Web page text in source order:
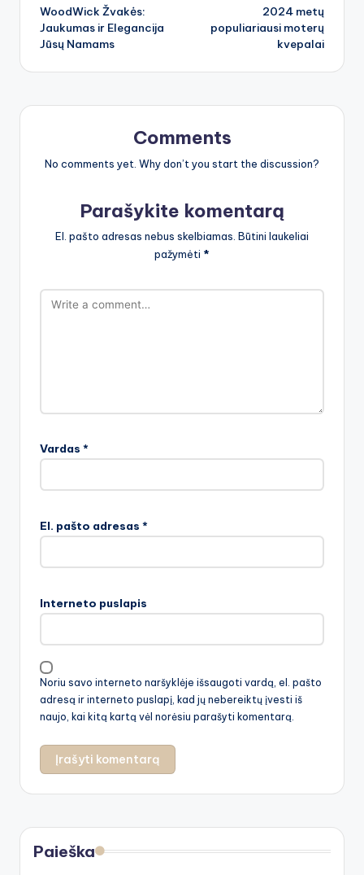
navigation
WoodWick Žvakės:
Jaukumas ir Elegancija
Jūsų Namams
2024 metų
populiariausi moterų
kvepalai
Comments
No comments yet. Why don’t you start the discussion?
Parašykite komentarą
El. pašto adresas nebus skelbiamas. Būtini laukeliai
pažymėti *
Vardas *
El. pašto adresas *
Interneto puslapis
Noriu savo interneto naršyklėje išsaugoti vardą, el. pašto
adresą ir interneto puslapį, kad jų nebereiktų įvesti iš
naujo, kai kitą kartą vėl norėsiu parašyti komentarą.
Paieška